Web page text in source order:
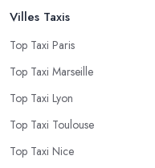
Villes Taxis
Top Taxi Paris
Top Taxi Marseille
Top Taxi Lyon
Top Taxi Toulouse
Top Taxi Nice